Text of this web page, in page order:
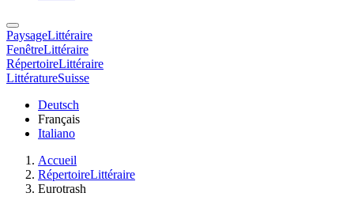
PaysageLittéraire
FenêtreLittéraire
RépertoireLittéraire
LittératureSuisse
Deutsch
Français
Italiano
Accueil
RépertoireLittéraire
Eurotrash